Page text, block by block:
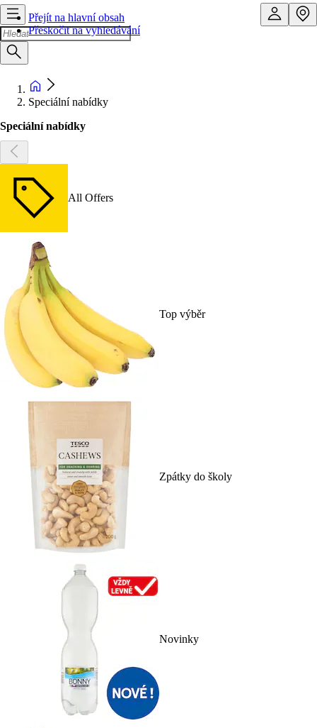
Přejít na hlavní obsah
Přeskočit na vyhledávání
Speciální nabídky
Speciální nabídky
All Offers
Top výběr
Zpátky do školy
Novinky